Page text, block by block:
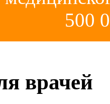
500
врачей